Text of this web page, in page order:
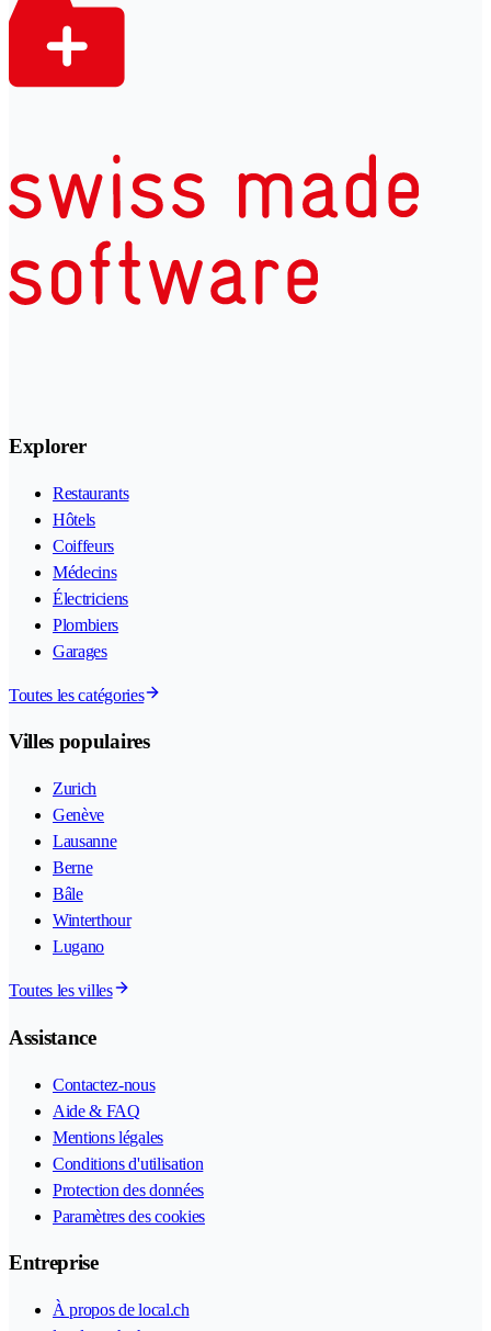
Explorer
Restaurants
Hôtels
Coiffeurs
Médecins
Électriciens
Plombiers
Garages
Toutes les catégories
Villes populaires
Zurich
Genève
Lausanne
Berne
Bâle
Winterthour
Lugano
Toutes les villes
Assistance
Contactez-nous
Aide & FAQ
Mentions légales
Conditions d'utilisation
Protection des données
Paramètres des cookies
Entreprise
À propos de local.ch